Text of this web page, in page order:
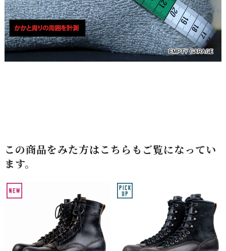
この商品をみた方はこちらもご覧になってい
ます。